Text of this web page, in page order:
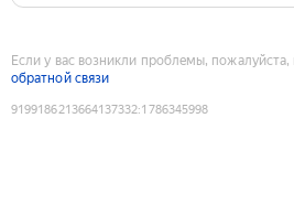
Если у вас возникли проблемы, пожалуйста,
обратной связи
9199186213664137332:1786345998